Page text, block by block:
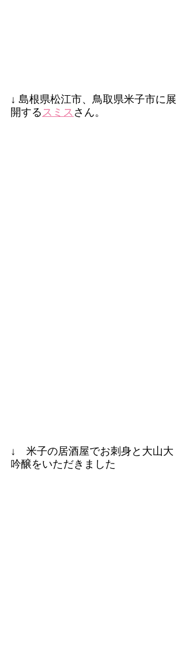
↓ 島根県松江市、鳥取県米子市に展
開するスミス さん。
↓　米子の居酒屋でお刺身と大山大
吟醸をいただきました